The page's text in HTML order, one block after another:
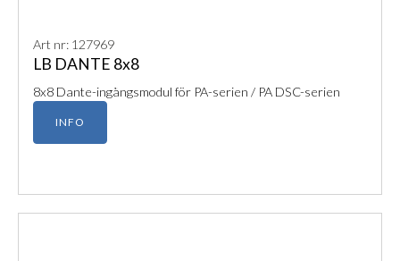
Art nr: 127969
LB DANTE 8x8
8x8 Dante-ingångsmodul för PA-serien / PA DSC-serien
INFO